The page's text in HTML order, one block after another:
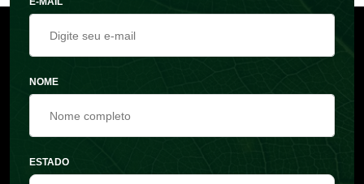
NOME
ESTADO